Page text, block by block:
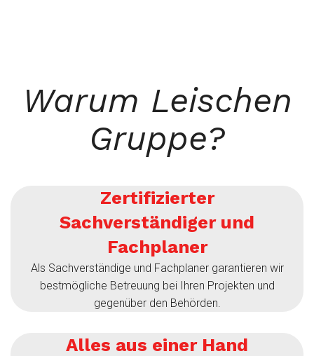
Warum Leischen
Gruppe?
Zertifizierter
Sachverständiger und
Fachplaner
Als Sachverständige und Fachplaner garantieren wir
bestmögliche Betreuung bei Ihren Projekten und
gegenüber den Behörden.
Alles aus einer Hand